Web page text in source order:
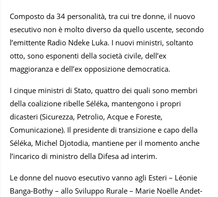
Composto da 34 personalità, tra cui tre donne, il nuovo
esecutivo non è molto diverso da quello uscente, secondo
l’emittente Radio Ndeke Luka. I nuovi ministri, soltanto
otto, sono esponenti della società civile, dell’ex
maggioranza e dell’ex opposizione democratica.
I cinque ministri di Stato, quattro dei quali sono membri
della coalizione ribelle Séléka, mantengono i propri
dicasteri (Sicurezza, Petrolio, Acque e Foreste,
Comunicazione). Il presidente di transizione e capo della
Séléka, Michel Djotodia, mantiene per il momento anche
l’incarico di ministro della Difesa ad interim.
Le donne del nuovo esecutivo vanno agli Esteri – Léonie
Banga-Bothy – allo Sviluppo Rurale – Marie Noëlle Andet-